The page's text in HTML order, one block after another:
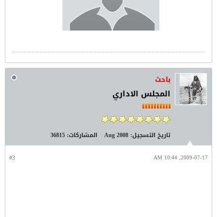
باحث
المجلس الاداري
تاريخ التسجيل: Aug 2008 المشاركات: 36815
#3 2009-07-17, 10:44 AM